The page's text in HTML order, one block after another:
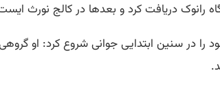
در سنین ابتدایی جوانی شروع کرد: او